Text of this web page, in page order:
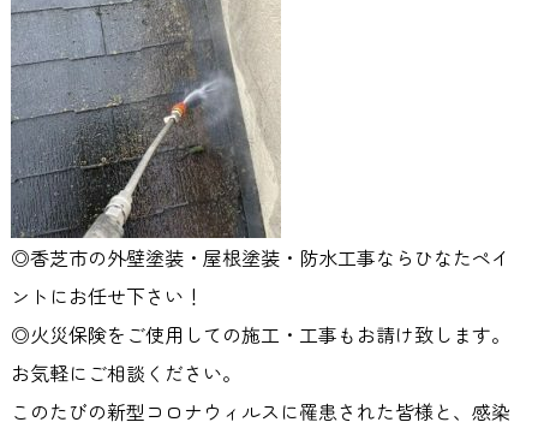
◎香芝市の外壁塗装・屋根塗装・防水工事ならひなたペイ
ントにお任せ下さい！
◎火災保険をご使用しての施工・工事もお請け致します。
お気軽にご相談ください。
このたびの新型コロナウィルスに罹患された皆様と、感染